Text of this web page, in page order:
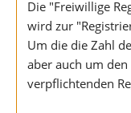
Die "Freiwillige
wird zur
Um die die Zahl
aber auch um den
verpflichtenden